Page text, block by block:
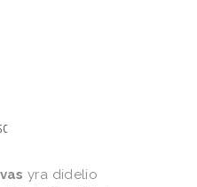
yra didelio